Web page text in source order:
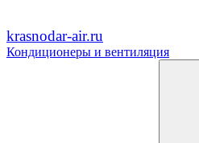
krasnodar-air.ru
Кондиционеры и вентиляция